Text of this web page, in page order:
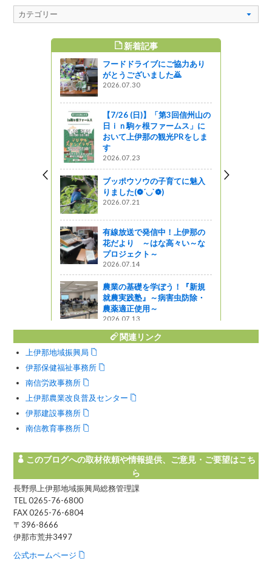
新着記事
フードドライブにご協力あり
がとうございました🙇
2026.07.30
【7/26 (日)】「第3回信州山の
日ｉｎ駒ヶ根ファームス」に
おいて上伊那の観光PRをしま
す
2026.07.23
ブッポウソウの子育てに魅入
りました(❁´◡`❁)
2026.07.21
有線放送で発信中！上伊那の
花だより ～はな高々い～な
プロジェクト～
2026.07.14
農業の基礎を学ぼう！『新規
就農実践塾』～病害虫防除・
農薬適正使用～
2026.07.13
関連リンク
上伊那地域振興局
伊那保健福祉事務所
南信労政事務所
上伊那農業改良普及センター
伊那建設事務所
南信教育事務所
このブログへの取材依頼や情報提供、ご意見・ご要望はこち
ら
長野県上伊那地域振興局総務管理課
TEL 0265-76-6800
FAX 0265-76-6804
〒396-8666
伊那市荒井3497
公式ホームページ